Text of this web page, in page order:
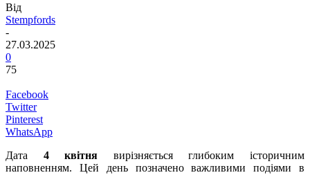
Від
Stempfords
-
27.03.2025
0
75
Facebook
Twitter
Pinterest
WhatsApp
Дата 4 квітня вирізняється глибоким історичним
наповненням. Цей день позначено важливими подіями в